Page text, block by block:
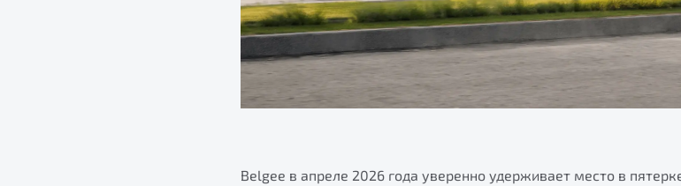
Belgee в апреле 2026 года уверенно удерживает место в